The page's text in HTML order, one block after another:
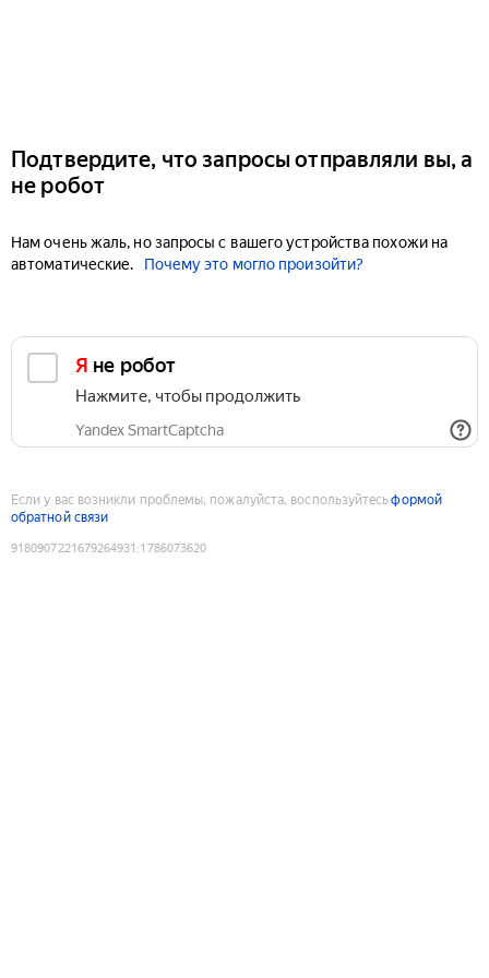
Подтвердите, что запросы отправляли вы, а
не робот
Нам очень жаль, но запросы с вашего устройства похожи на
автоматические.
Почему это могло произойти?
Я не робот
Нажмите, чтобы продолжить
Yandex SmartCaptcha
Если у вас возникли проблемы, пожалуйста, воспользуйтесьформой
обратной связи
9180907221679264931 :1786073620